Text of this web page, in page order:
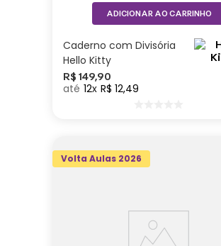
Caderno com Divisória
Hello Kitty
R$ 149,90
12 R$ 12,49
ADICIONAR AO CARRINHO
Volta Aulas 2026